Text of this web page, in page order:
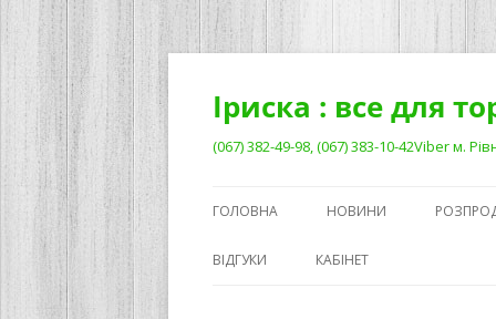
Перейти
Іриска : все для
(067) 382-49-98, (067) 383-10-42Viber м.
ГОЛОВНА НОВИНИ
ВІДГУКИ КАБІНЕТ